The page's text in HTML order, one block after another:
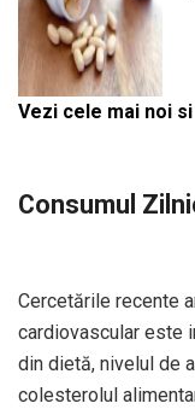
Vezi cele mai noi
Consumul
Cercetările recente
cardiovascular este
din dietă, nivelul de
colesterolul